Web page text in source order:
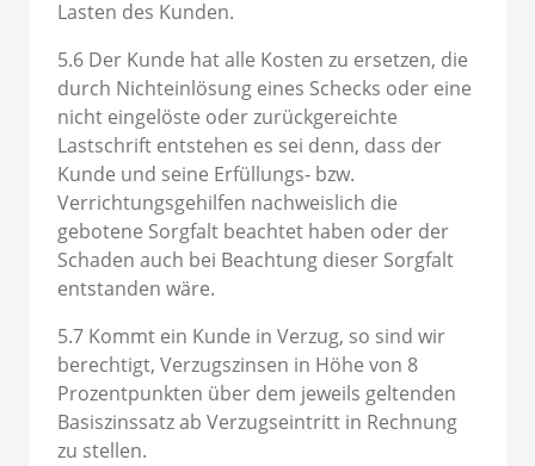
Lasten des Kunden.
5.6 Der Kunde hat alle Kosten zu ersetzen, die
durch Nichteinlösung eines Schecks oder eine
nicht eingelöste oder zurückgereichte
Lastschrift entstehen es sei denn, dass der
Kunde und seine Erfüllungs- bzw.
Verrichtungsgehilfen nachweislich die
gebotene Sorgfalt beachtet haben oder der
Schaden auch bei Beachtung dieser Sorgfalt
entstanden wäre.
5.7 Kommt ein Kunde in Verzug, so sind wir
berechtigt, Verzugszinsen in Höhe von 8
Prozentpunkten über dem jeweils geltenden
Basiszinssatz ab Verzugseintritt in Rechnung
zu stellen.